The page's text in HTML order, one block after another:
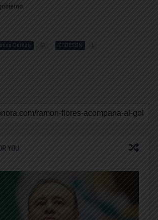
Durazo 67 CODESON 1
YOU